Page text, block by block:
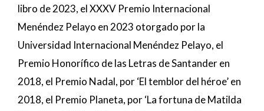
libro de 2023, el XXXV Premio Internacional
Menéndez Pelayo en 2023 otorgado por la
Universidad Internacional Menéndez Pelayo, el
Premio Honorífico de las Letras de Santander en
2018, el Premio Nadal, por ‘El temblor del héroe’ en
2018, el Premio Planeta, por ‘La fortuna de Matilda